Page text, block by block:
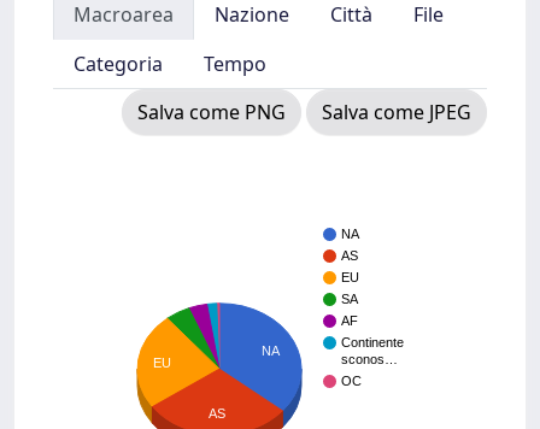
Macroarea Nazione Città
File
Categoria
Tempo
Salva come PNG
Salva come JPEG
NA
AS
EU
SA
AF
Continente
sconos…
OC
NA
EU
AS